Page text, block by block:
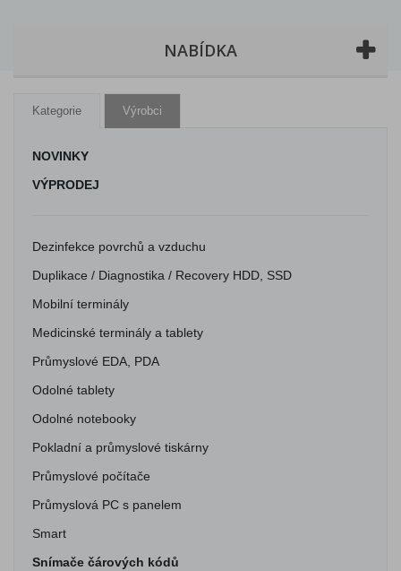
NABÍDKA
Kategorie Výrobci
NOVINKY
VÝPRODEJ
Dezinfekce povrchů a vzduchu
Duplikace / Diagnostika / Recovery HDD, SSD
Mobilní terminály
Medicinské terminály a tablety
Průmyslové EDA, PDA
Odolné tablety
Odolné notebooky
Pokladní a průmyslové tiskárny
Průmyslové počítače
Průmyslová PC s panelem
Smart
Snímače čárových kódů